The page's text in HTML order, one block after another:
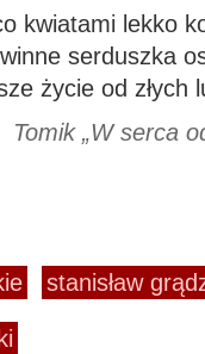
kwiatami lekko
serduszka
życie od złych
serca
stanisław